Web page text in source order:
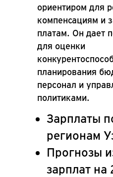
Зарплаты
регионам
Прогнозы
зарплат
ориентиром для
компенсациям и
платам. Он дает
для оценки
планирования
персонал и
политиками.